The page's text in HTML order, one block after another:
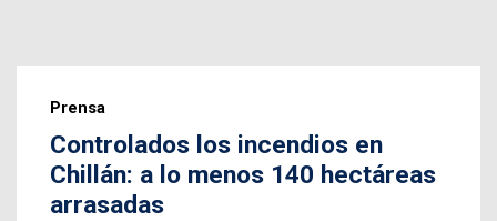
Prensa
Controlados los incendios en
Chillán: a lo menos 140 hectáreas
arrasadas